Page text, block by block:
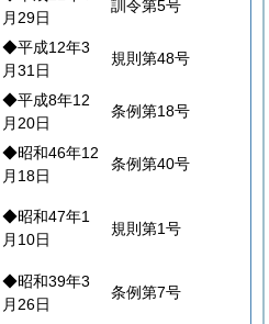
月29日
訓令第5号
◆平成12年3
月31日
規則第48号
◆平成8年12
月20日
条例第18号
◆昭和46年12
月18日
条例第40号
◆昭和47年1
月10日
規則第1号
◆昭和39年3
月26日
条例第7号